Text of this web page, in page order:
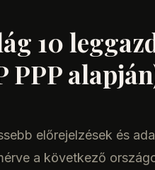
10
PPP
előrejelzések és
a következő